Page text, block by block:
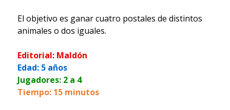
El objetivo es ganar cuatro postales de distintos
animales o dos iguales.
Editorial: Maldón
Edad: 5 años
Jugadores: 2 a 4
Tiempo: 15 minutos